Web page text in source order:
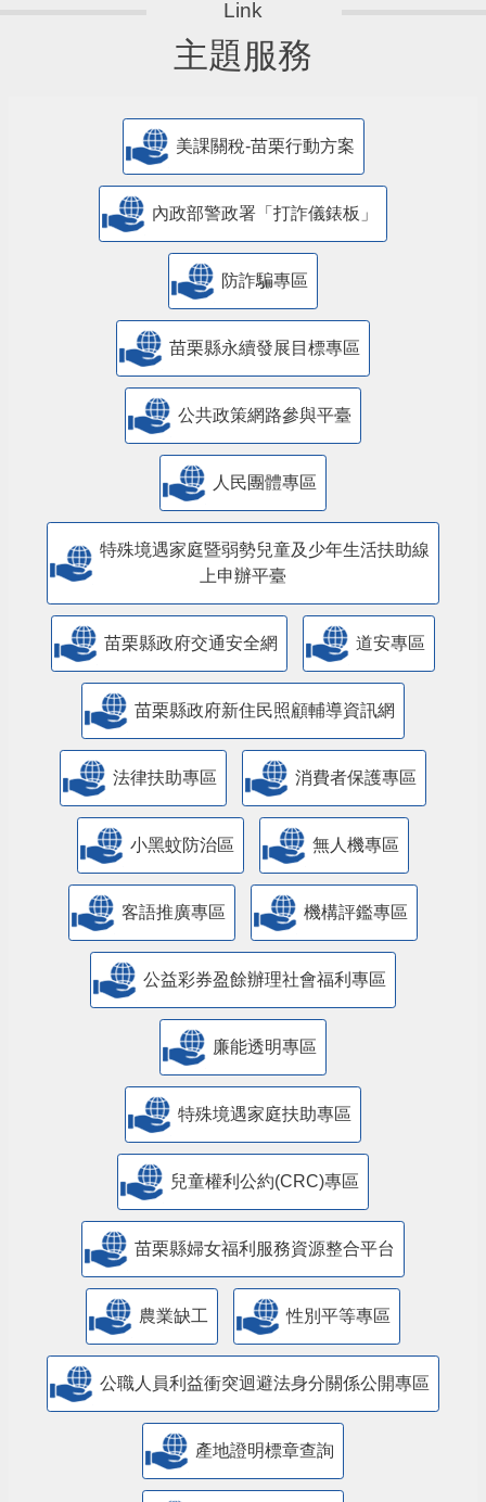
主題服務
美課關稅-苗栗行動方案
內政部警政署「打詐儀錶板」
防詐騙專區
苗栗縣永續發展目標專區
公共政策網路參與平臺
人民團體專區
特殊境遇家庭暨弱勢兒童及少年生活扶助線
上申辦平臺
苗栗縣政府交通安全網 道安專區
苗栗縣政府新住民照顧輔導資訊網
法律扶助專區 消費者保護專區
小黑蚊防治區 無人機專區
客語推廣專區 機構評鑑專區
公益彩券盈餘辦理社會福利專區
廉能透明專區
特殊境遇家庭扶助專區
兒童權利公約(CRC)專區
苗栗縣婦女福利服務資源整合平台
農業缺工 性別平等專區
公職人員利益衝突迴避法身分關係公開專區
產地證明標章查詢